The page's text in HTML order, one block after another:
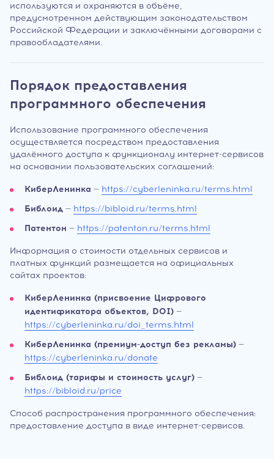
используются и охраняются в объёме,
предусмотренном действующим законодательством
Российской Федерации и заключёнными договорами с
правообладателями.
Порядок предоставления
программного обеспечения
Использование программного обеспечения
осуществляется посредством предоставления
удалённого доступа к функционалу интернет-сервисов
на основании пользовательских соглашений:
КиберЛенинка — https://cyberleninka.ru/terms.html
Библоид — https://bibloid.ru/terms.html
Патентон — https://patenton.ru/terms.html
Информация о стоимости отдельных сервисов и
платных функций размещается на официальных
сайтах проектов:
КиберЛенинка (присвоение Цифрового
идентификатора объектов, DOI) —
https://cyberleninka.ru/doi_terms.html
КиберЛенинка (премиум-доступ без рекламы) —
https://cyberleninka.ru/donate
Библоид (тарифы и стоимость услуг) —
https://bibloid.ru/price
Способ распространения программного обеспечения:
предоставление доступа в виде интернет-сервисов.